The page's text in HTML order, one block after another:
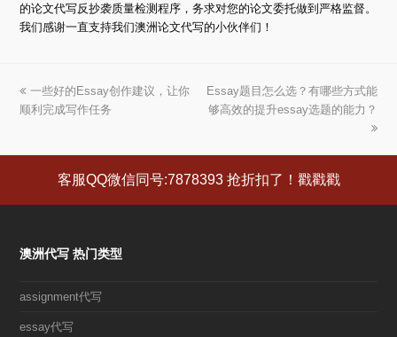
的论文代写反抄袭质量检测程序，务求对您的论文委托做到严格监督。
我们感谢一直支持我们澳洲论文代写的小伙伴们！
上
一
一些好的Essay创作建议，让你
顺利完成写作任务
下
一
Essay题目怎么选？有哪些方式能
够高效的提升essay选题的能力？
客服QQ微信同号:7878393 抢折扣了！戳戳戳
澳洲代写 热门类型
assignment代写
essay代写